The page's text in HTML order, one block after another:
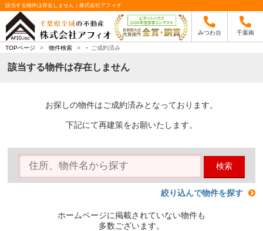
該当する物件は存在しません｜株式会社アフィオ
みつわ台 千葉南
TOPページ > 物件検索 > - ご成約済み
該当する物件は存在しません
お探しの物件はご成約済みとなっております。
下記にて再建策をお願いたします。
検索
絞り込んで物件を探す
ホームページに掲載されていない物件も
多数ございます。